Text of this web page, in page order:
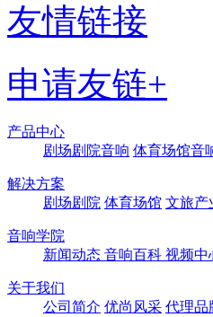
友情链接
申请友链+
产品中心
剧场剧院音响 体育场馆音
解决方案
剧场剧院 体育场馆 文旅产
音响学院
新闻动态 音响百科 视频中
关于我们
公司简介 优尚风采 代理品